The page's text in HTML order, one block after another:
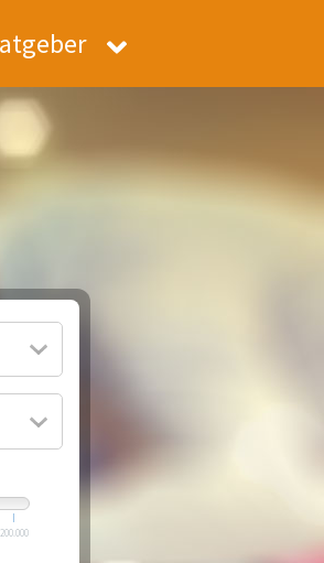
200.000